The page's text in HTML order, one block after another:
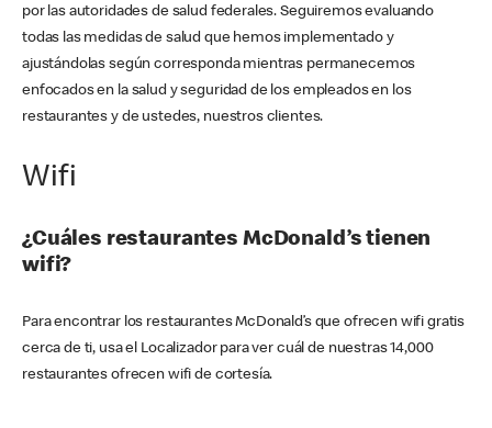
por las autoridades de salud federales. Seguiremos evaluando
todas las medidas de salud que hemos implementado y
ajustándolas según corresponda mientras permanecemos
enfocados en la salud y seguridad de los empleados en los
restaurantes y de ustedes, nuestros clientes.
Wifi
¿Cuáles restaurantes McDonald’s tienen
wifi?
Para encontrar los restaurantes McDonald’s que ofrecen wifi gratis
cerca de ti, usa el Localizador para ver cuál de nuestras 14,000
restaurantes ofrecen wifi de cortesía.